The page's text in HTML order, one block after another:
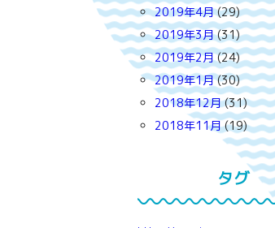
2019年4月(29)
2019年3月(31)
2019年2月(24)
2019年1月(30)
2018年12月(31)
2018年11月(19)
タグ